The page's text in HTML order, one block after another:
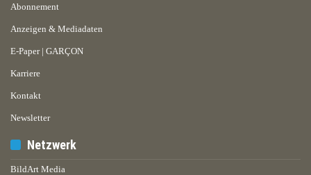
Abonnement
Anzeigen & Mediadaten
E-Paper | GARÇON
Karriere
Kontakt
Newsletter
Netzwerk
BildArt Media